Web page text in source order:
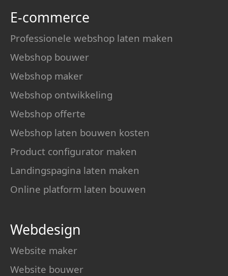
E-commerce
Professionele webshop laten maken
Webshop bouwer
Webshop maker
Webshop ontwikkeling
Webshop offerte
Webshop laten bouwen kosten
Product configurator maken
Landingspagina laten maken
Online platform laten bouwen
Webdesign
Website maker
Website bouwer